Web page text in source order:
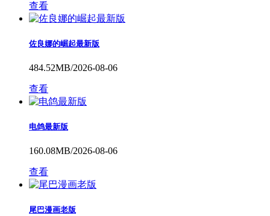
查看
佐良娜的崛起最新版
484.52MB/2026-08-06
查看
电鸽最新版
160.08MB/2026-08-06
查看
尾巴漫画老版